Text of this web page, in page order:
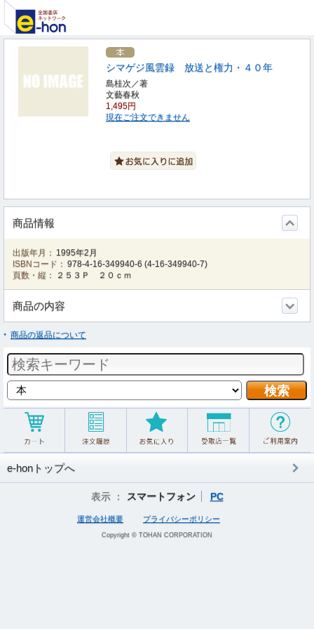
シマゲジ風雲録 放送と権力・４０年
島桂次／著
文藝春秋
1,495円
現在ご注文できません
商品情報
出版年月： 1995年2月
ISBNコード： 978-4-16-349940-6 (4-16-349940-7)
頁数・縦：
２５３Ｐ ２０ｃｍ
商品の内容
商品の返品について
e-honトップへ
表示 ： スマートフォン PC
運営会社概要 プライバシーポリシー
Copyright © TOHAN CORPORATION